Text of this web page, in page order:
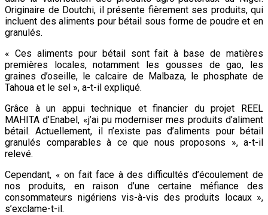
Originaire de Doutchi, il présente fièrement ses produits, qui
incluent des aliments pour bétail sous forme de poudre et en
granulés.
« Ces aliments pour bétail sont fait à base de matières
premières locales, notamment les gousses de gao, les
graines d’oseille, le calcaire de Malbaza, le phosphate de
Tahoua et le sel », a-t-il expliqué.
Grâce à un appui technique et financier du projet REEL
MAHITA d’Enabel, «j’ai pu moderniser mes produits d’aliment
bétail. Actuellement, il n’existe pas d’aliments pour bétail
granulés comparables à ce que nous proposons », a-t-il
relevé.
Cependant, « on fait face à des difficultés d’écoulement de
nos produits, en raison d’une certaine méfiance des
consommateurs nigériens vis-à-vis des produits locaux »,
s’exclame-t-il.